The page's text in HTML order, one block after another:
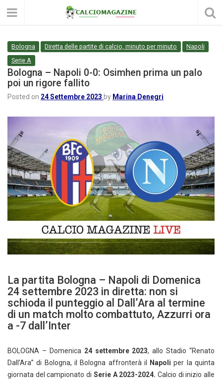
Bologna Diretta delle partite di calcio, minuto per minuto
Napoli
Serie A
Bologna – Napoli 0-0: Osimhen prima un palo
poi un rigore fallito
Posted on 24 Settembre 2023 by Marina Denegri
La partita Bologna – Napoli di Domenica
24 settembre 2023 in diretta: non si
schioda il punteggio al Dall’Ara al termine
di un match molto combattuto, Azzurri ora
a -7 dall’Inter
BOLOGNA – Domenica 24 settembre 2023, allo Stadio “Renato
Dall’Ara” di Bologna, il Bologna affronterà il
Napoliper la quinta
giornata del campionato di Serie A 2023-2024. Calcio di inizio alle